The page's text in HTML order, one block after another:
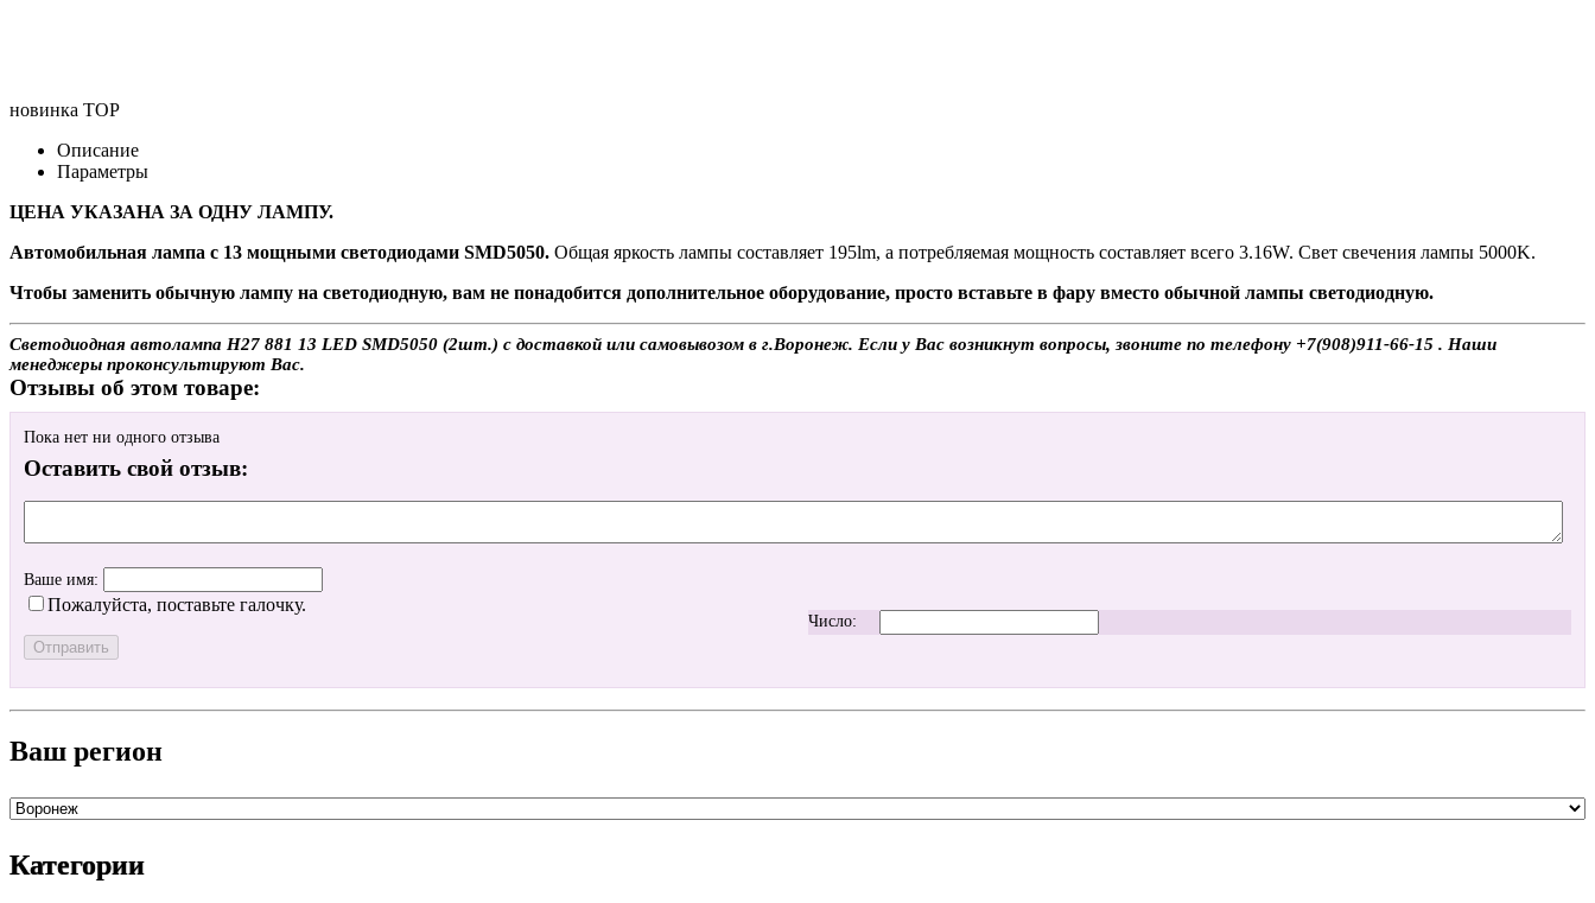
новинка TOP
Описание
Параметры
ЦЕНА УКАЗАНА ЗА ОДНУ ЛАМПУ.
Автомобильная лампа с 13 мощными светодиодами SMD5050. Общая яркость лампы составляет 195lm, а потребляемая мощность составляет всего 3.16W. Свет свечения лампы 5000K.
Чтобы заменить обычную лампу на светодиодную, вам не понадобится дополнительное оборудование, просто вставьте в фару вместо обычной лампы светодиодную.
Светодиодная автолампа H27 881 13 LED SMD5050 (2шт.) с доставкой или самовывозом в г.Воронеж. Если у Вас возникнут вопросы, звоните по телефону +7(908)911-66-15 . Наши
менеджеры проконсультируют Вас.
Отзывы об этом товаре:
Пока нет ни одного отзыва
Оставить свой отзыв:
Ваше имя:
Пожалуйста, поставьте галочку.
Число:
Ваш регион
Категории